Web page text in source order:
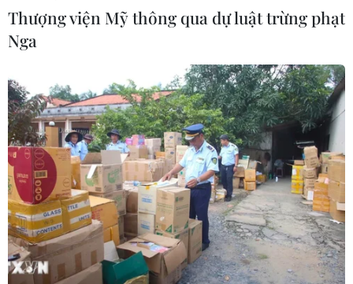
án để xử lý.
Thượng viện Mỹ thông qua dự luật trừng phạt
Nga